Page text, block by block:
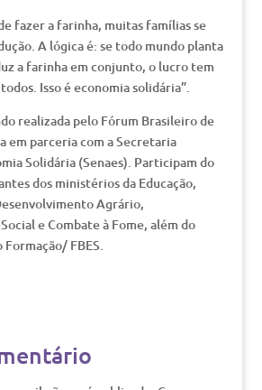
fazer a farinha, muitas famílias se
A lógica é: se todo mundo planta
a farinha em conjunto, o lucro tem
Isso é economia solidária”.
realizada pelo Fórum Brasileiro de
em parceria com a Secretaria
Solidária (Senaes). Participam do
dos ministérios da Educação,
Agrário,
e Combate à Fome, além do
FBES.